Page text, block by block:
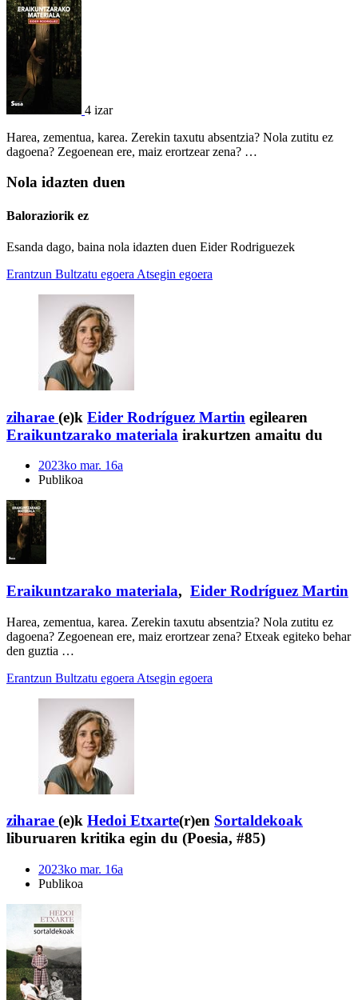
4 izar
Harea, zementua, karea. Zerekin taxutu absentzia? Nola zutitu ez
dagoena? Zegoenean ere, maiz erortzear zena? …
Nola idazten duen
Baloraziorik ez
Esanda dago, baina nola idazten duen Eider Rodriguezek
Erantzun Bultzatu egoera Atsegin egoera
ziharae (e)k Eider Rodríguez Martin egilearen
Eraikuntzarako materiala irakurtzen amaitu du
2023ko mar. 16a
Publikoa
Eraikuntzarako materiala, Eider Rodríguez Martin
Harea, zementua, karea. Zerekin taxutu absentzia? Nola zutitu ez
dagoena? Zegoenean ere, maiz erortzear zena? Etxeak egiteko behar
den guztia …
Erantzun Bultzatu egoera Atsegin egoera
ziharae (e)k Hedoi Etxarte(r)en Sortaldekoak
liburuaren kritika egin du (Poesia, #85)
2023ko mar. 16a
Publikoa